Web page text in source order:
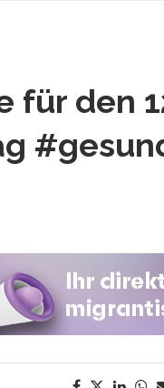
für den